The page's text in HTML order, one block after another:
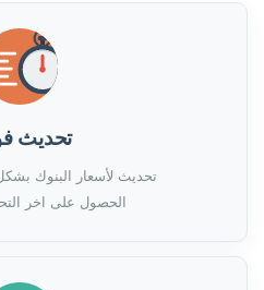
تحديث
تحديث لأسعار البنوك
الحصول على اخر